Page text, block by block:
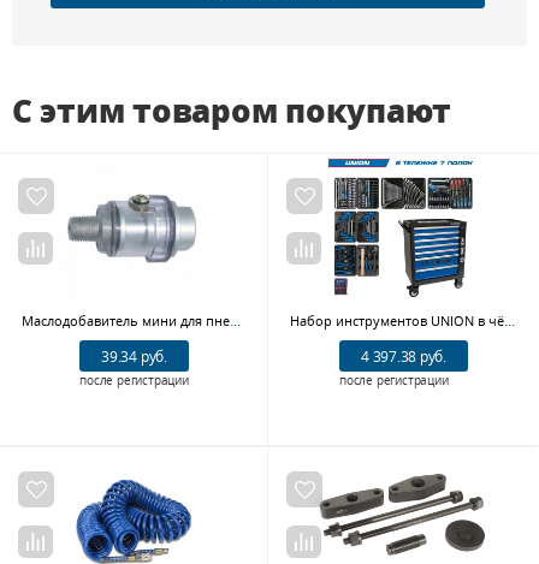
С этим товаром покупают
Маслодобавитель мини для пневмосистемы резьба 3/8''(аллюминий) Sumake SA-3330A
39.34 руб.
после регистрации
Набор инструментов UNION в чёрной тележке 173 предмета KING TONY 9G35-000MR
4 397.38 руб.
после регистрации